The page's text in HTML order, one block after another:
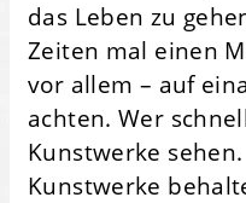
das Leben zu
Zeiten mal einen
vor allem – auf
achten. Wer
Kunstwerke
Kunstwerke